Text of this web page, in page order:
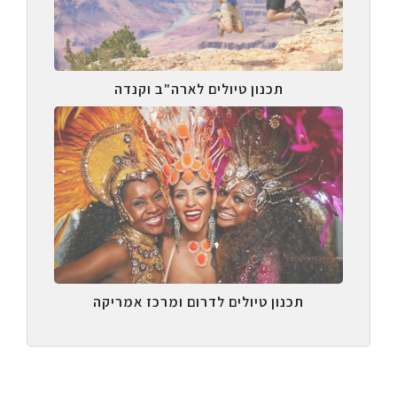
תכנון טיולים לארה"ב וקנדה
תכנון טיולים לדרום ומרכז אמריקה